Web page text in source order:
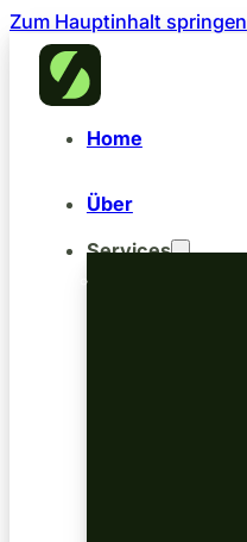
Zum Hauptinhalt springen
Home
Über
Services